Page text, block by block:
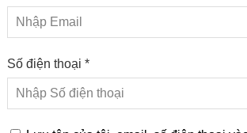
Số điện thoại *